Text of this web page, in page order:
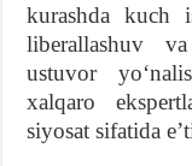
kurashda kuch
liberallashuv
ustuvor
xalqaro
siyosat sifatida